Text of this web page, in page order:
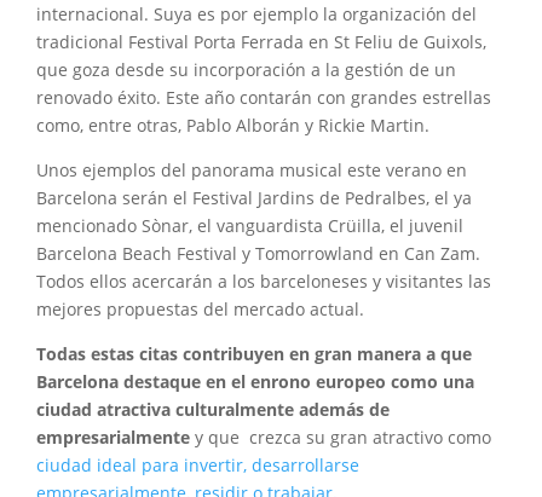
internacional. Suya es por ejemplo la organización del
tradicional Festival Porta Ferrada en St Feliu de Guixols,
que goza desde su incorporación a la gestión de un
renovado éxito. Este año contarán con grandes estrellas
como, entre otras, Pablo Alborán y Rickie Martin.
Unos ejemplos del panorama musical este verano en
Barcelona serán el Festival Jardins de Pedralbes, el ya
mencionado Sònar, el vanguardista Crüilla, el juvenil
Barcelona Beach Festival y Tomorrowland en Can Zam.
Todos ellos acercarán a los barceloneses y visitantes las
mejores propuestas del mercado actual.
Todas estas citas contribuyen en gran manera a que
Barcelona destaque en el enrono europeo como una
ciudad atractiva culturalmente además de
empresarialmente y que crezca su gran atractivo como
ciudad ideal para invertir, desarrollarse